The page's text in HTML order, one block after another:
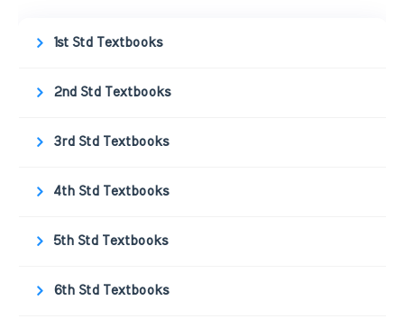
1st Std Textbooks
2nd Std Textbooks
3rd Std Textbooks
4th Std Textbooks
5th Std Textbooks
6th Std Textbooks